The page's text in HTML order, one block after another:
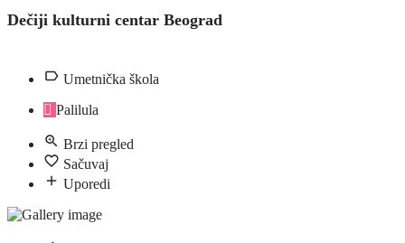
Dečiji kulturni centar Beograd
Umetnička škola
Palilula
Brzi pregled
Sačuvaj
Uporedi